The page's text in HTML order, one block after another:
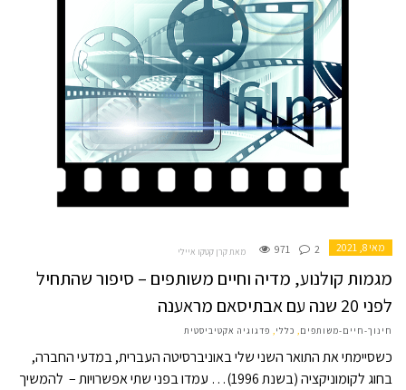
מאי 8, 2021 971 2 מאת קרן קטקו איילי
מגמות קולנוע, מדיה וחיים משותפים – סיפור שהתחיל
לפני 20 שנה עם אבתיסאם מראענה
חינוך-חיים-משותפים, כללי, פדגוגיה אקטיביסטית
כשסיימתי את התואר השני שלי באוניברסיטה העברית, במדעי החברה,
בחוג לקומוניקציה (בשנת 1996)… עמדו בפני שתי אפשרויות – להמשיך